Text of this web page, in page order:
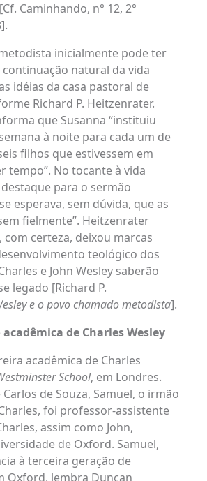
Caminhando, n° 12, 2°
inicialmente pode ter
continuação natural da vida
idéias da casa pastoral de
Richard P. Heitzenrater.
que Susanna “instituiu
à noite para cada um de
filhos que estivessem em
tempo”. No tocante à vida
para o sermão
esperava, sem dúvida, que as
fielmente”. Heitzenrater
com certeza, deixou marcas
teológico dos
e John Wesley saberão
legado [Richard P.
e o povo chamado metodista].
de Charles Wesley
acadêmica de Charles
School, em Londres.
de Souza, Samuel, o irmão
foi professor-assistente
assim como John,
de Oxford. Samuel,
à terceira geração de
Oxford, lembra Duncan